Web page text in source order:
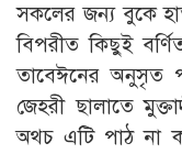
সকলের জন্য বুকে
বিপরীত কিছুই
তাবেঈনের অনুসৃত
জেহরী ছালাতে
অথচ এটি পাঠ না